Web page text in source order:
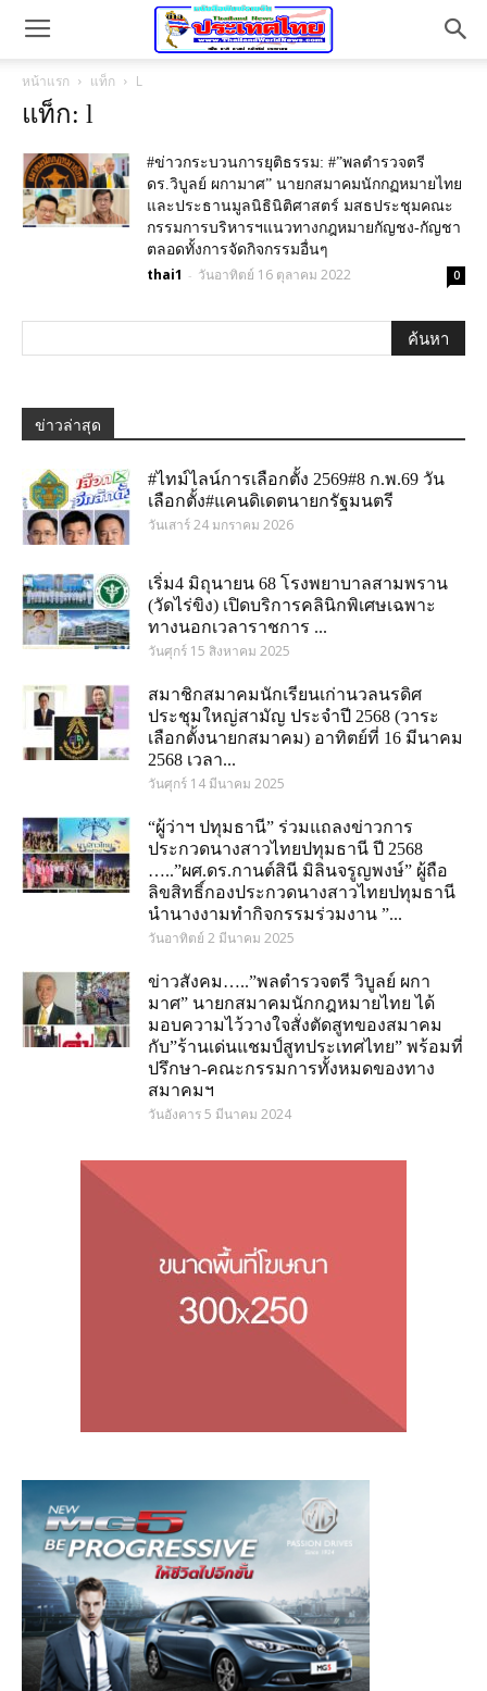
หน้าแรก แท็ก L
แท็ก: l
#ข่าวกระบวนการยุติธรรม: #”พลตำรวจตรี
ดร.วิบูลย์ ผกามาศ” นายกสมาคมนักกฏหมายไทย
และประธานมูลนิธินิติศาสตร์ มสธประชุมคณะ
กรรมการบริหารฯแนวทางกฎหมายกัญชง-กัญชา
ตลอดทั้งการจัดกิจกรรมอื่นๆ
thai1 - วันอาทิตย์ 16 ตุลาคม 2022 0
ข่าวล่าสุด
#ไทม์ไลน์การเลือกตั้ง 2569#8 ก.พ.69 วัน
เลือกตั้ง#แคนดิเดตนายกรัฐมนตรี
วันเสาร์ 24 มกราคม 2026
เริ่ม4 มิถุนายน 68 โรงพยาบาลสามพราน
(วัดไร่ขิง) เปิดบริการคลินิกพิเศษเฉพาะ
ทางนอกเวลาราชการ ...
วันศุกร์ 15 สิงหาคม 2025
สมาชิกสมาคมนักเรียนเก่านวลนรดิศ
ประชุมใหญ่สามัญ ประจำปี 2568 (วาระ
เลือกตั้งนายกสมาคม) อาทิตย์ที่ 16 มีนาคม
2568 เวลา...
วันศุกร์ 14 มีนาคม 2025
“ผู้ว่าฯ ปทุมธานี” ร่วมแถลงข่าวการ
ประกวดนางสาวไทยปทุมธานี ปี 2568
…..”ผศ.ดร.กานต์สินี มิลินจรูญพงษ์” ผู้ถือ
ลิขสิทธิ์กองประกวดนางสาวไทยปทุมธานี
นำนางงามทำกิจกรรมร่วมงาน ”...
วันอาทิตย์ 2 มีนาคม 2025
ข่าวสังคม…..”พลตำรวจตรี วิบูลย์ ผกา
มาศ” นายกสมาคมนักกฎหมายไทย ได้
มอบความไว้วางใจสั่งตัดสูทของสมาคม
กับ”ร้านเด่นแชมป์สูทประเทศไทย” พร้อมที่
ปรึกษา-คณะกรรมการทั้งหมดของทาง
สมาคมฯ
วันอังคาร 5 มีนาคม 2024